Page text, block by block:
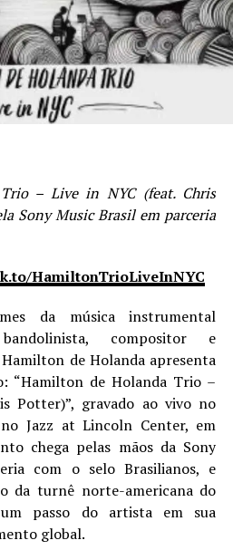
– Live in NYC (feat. Chris
Sony Music Brasil em parceria
HamiltonTrioLiveInNYC
da música instrumental
compositor e
de Holanda apresenta
“Hamilton de Holanda Trio –
Potter)”, gravado ao vivo no
Jazz at Lincoln Center, em
chega pelas mãos da Sony
com o selo Brasilianos, e
da turnê norte-americana do
passo do artista em sua
global.